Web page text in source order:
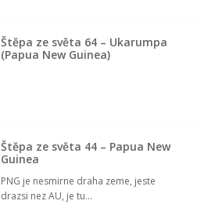
Štěpa ze světa 64 – Ukarumpa
(Papua New Guinea)
Štěpa ze světa 44 – Papua New
Guinea
PNG je nesmirne draha zeme, jeste
drazsi nez AU, je tu...